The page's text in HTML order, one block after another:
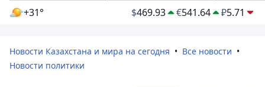
+31° $469.93 €541.64 ₽5.71
Новости Казахстана и мира на сегодня
Все новости
Новости политики